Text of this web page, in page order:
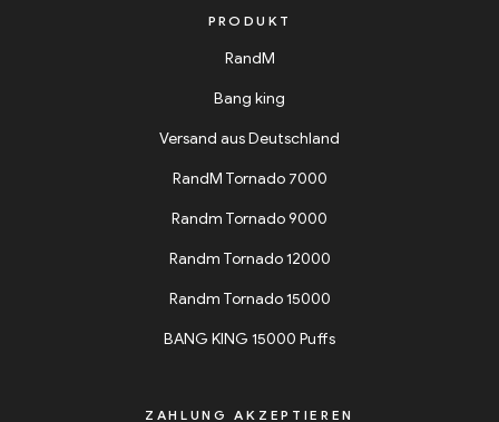
PRODUKT
RandM
Bang king
Versand aus Deutschland
RandM Tornado 7000
Randm Tornado 9000
Randm Tornado 12000
Randm Tornado 15000
BANG KING 15000 Puffs
ZAHLUNG AKZEPTIEREN